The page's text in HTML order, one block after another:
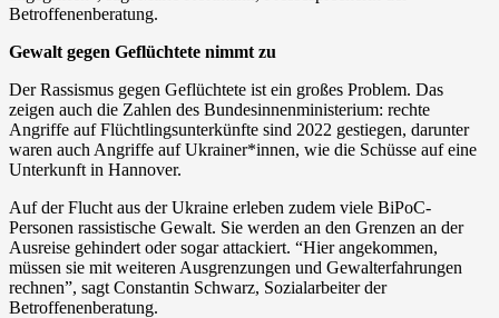
Betroffenenberatung.
Gewalt gegen Geflüchtete nimmt zu
Der Rassismus gegen Geflüchtete ist ein großes Problem. Das
zeigen auch die Zahlen des Bundesinnenministerium: rechte
Angriffe auf Flüchtlingsunterkünfte sind 2022 gestiegen, darunter
waren auch Angriffe auf Ukrainer*innen, wie die Schüsse auf eine
Unterkunft in Hannover.
Auf der Flucht aus der Ukraine erleben zudem viele BiPoC-
Personen rassistische Gewalt. Sie werden an den Grenzen an der
Ausreise gehindert oder sogar attackiert. “Hier angekommen,
müssen sie mit weiteren Ausgrenzungen und Gewalterfahrungen
rechnen”, sagt Constantin Schwarz, Sozialarbeiter der
Betroffenenberatung.